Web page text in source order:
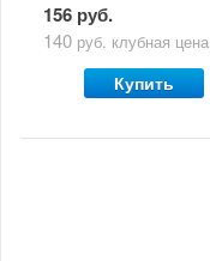
156 руб.
140 руб. клубная цена
Купить